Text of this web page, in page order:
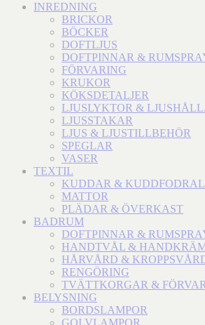
INREDNING
BRICKOR
BÖCKER
DOFTLJUS
DOFTPINNAR &
FÖRVARING
KRUKOR
KÖKSDETALJER
LJUSLYKTOR &
LJUSSTAKAR
LJUS & LJUSTILLBEHÖR
SPEGLAR
VASER
TEXTIL
KUDDAR & KUDDFODRAL
MATTOR
PLÄDAR & ÖVERKAST
BADRUM
DOFTPINNAR &
HANDTVÅL &
HÅRVÅRD &
RENGÖRING
TVÄTTKORGAR &
BELYSNING
BORDSLAMPOR
GOLVLAMPOR